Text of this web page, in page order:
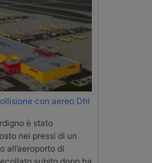
con aereo Dhl
è stato
nei pressi di un
all’aeroporto di